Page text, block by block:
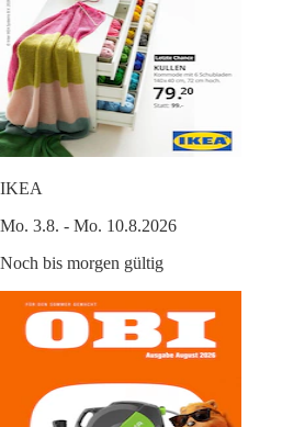
IKEA
Mo. 3.8. - Mo. 10.8.2026
Noch bis morgen gültig